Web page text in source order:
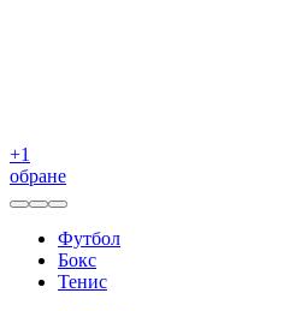
+1
обране
Футбол
Бокс
Тенис